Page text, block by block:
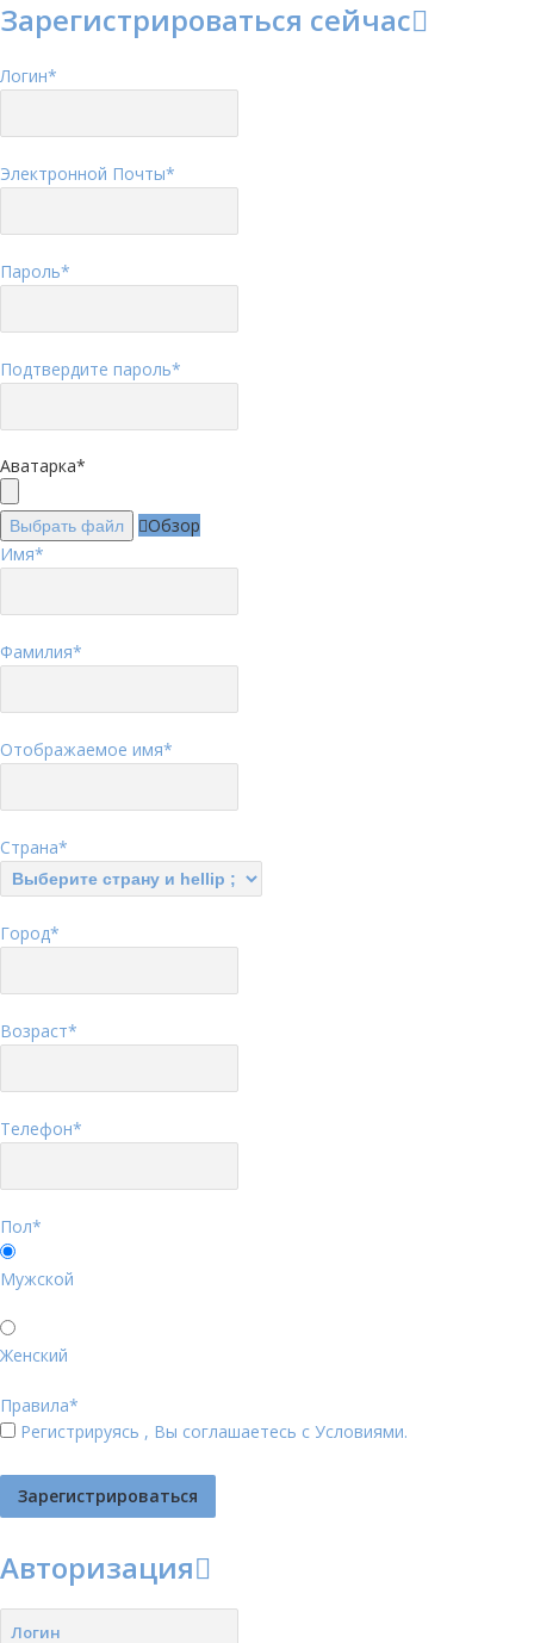
Зарегистрироваться сейчас
Логин*
Электронной Почты*
Пароль*
Подтвердите пароль*
Аватарка*
Выбрать файл
Обзор
Имя*
Фамилия*
Отображаемое имя*
Страна*
Город*
Возраст*
Телефон*
Пол*
Мужской
Женский
Правила*
Регистрируясь , Вы соглашаетесь с Условиями.
Авторизация